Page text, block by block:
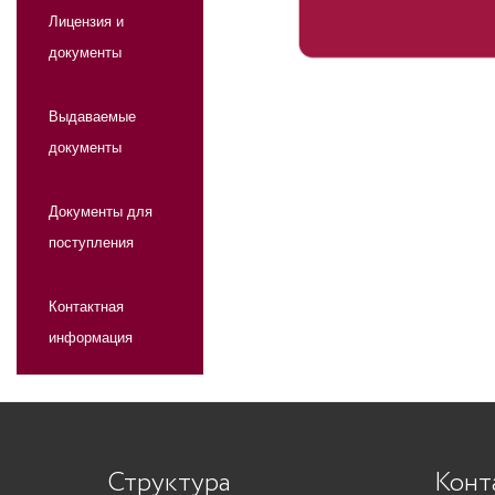
Лицензия и
документы
Выдаваемые
документы
Документы для
поступления
Контактная
информация
Структура